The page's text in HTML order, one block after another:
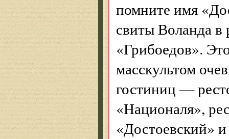
помните имя
свиты Воланда в
«Грибоедов».
масскультом
гостиниц —
«Националя»,
«Достоевский»